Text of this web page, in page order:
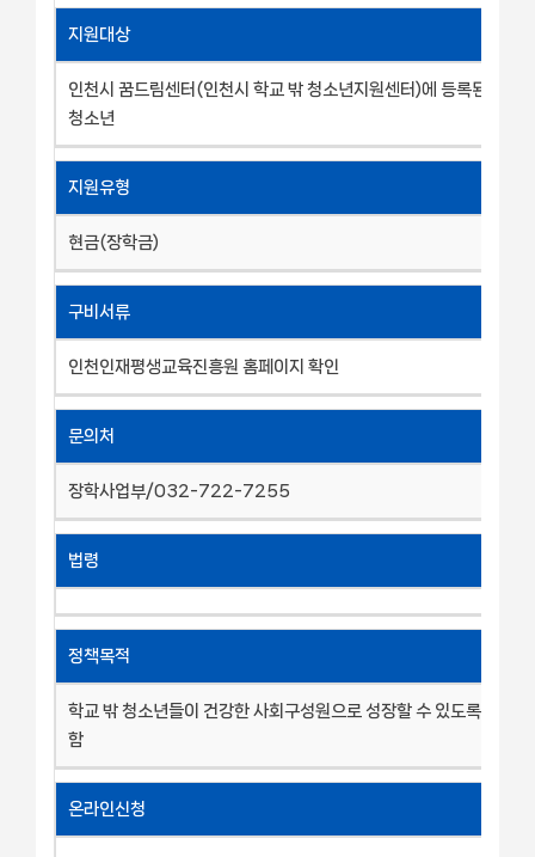
지원대상
인천시 꿈드림센터(인천시 학교 밖 청소년지원센터)에 등록된 9 ~
청소년
지원유형
현금(장학금)
구비서류
인천인재평생교육진흥원 홈페이지 확인
문의처
장학사업부/032-722-7255
법령
정책목적
학교 밖 청소년들이 건강한 사회구성원으로 성장할 수 있도록 지원
함
온라인신청